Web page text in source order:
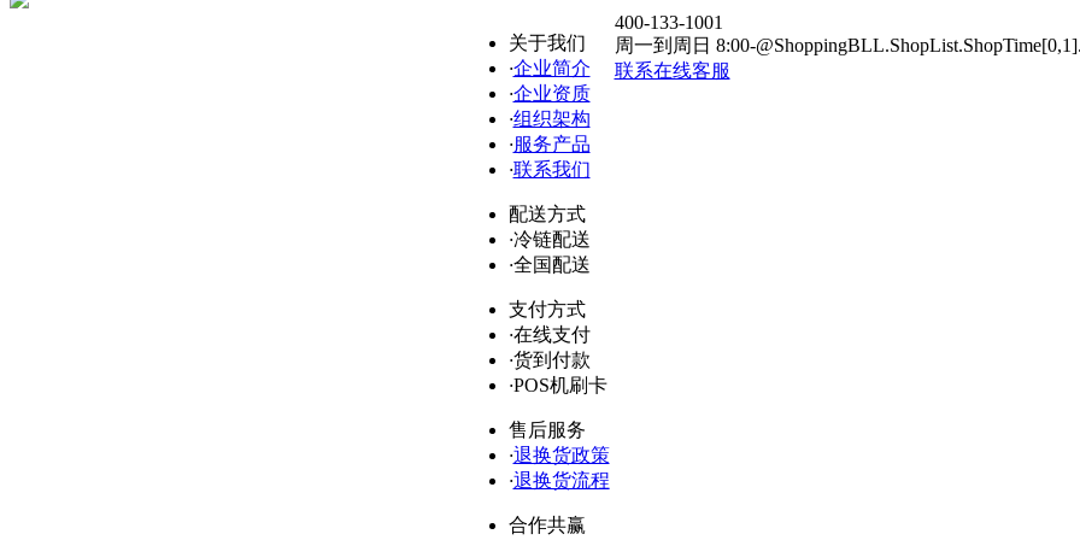
关于我们
·企业简介
·企业资质
·组织架构
·服务产品
·联系我们
配送方式
·冷链配送
·全国配送
支付方式
·在线支付
·货到付款
·POS机刷卡
售后服务
·退换货政策
·退换货流程
合作共赢
400-133-1001
周一到周日 8:00-
联系在线客服